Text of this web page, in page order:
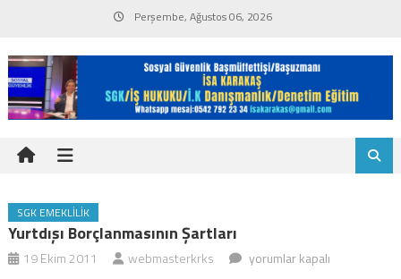
content
Perşembe, Ağustos 06, 2026
SGK EMEKLILIK
Yurtdışı Borçlanmasının Şartları
19 Ekim 2011 webmasterkrks
Yurtdışı
yorumlar kapalı